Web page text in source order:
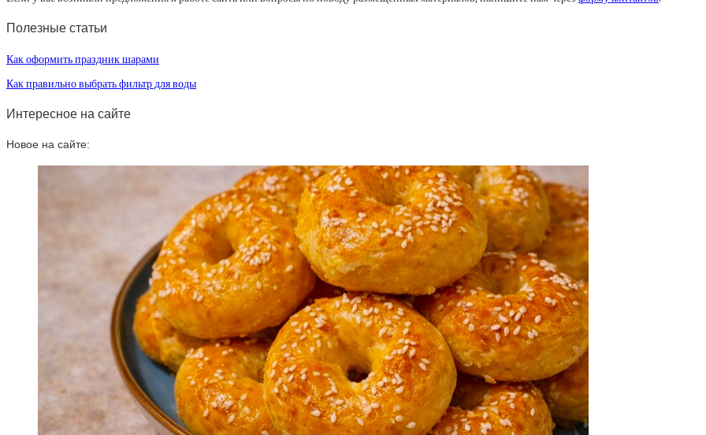
Полезные статьи
Как оформить праздник шарами
Как правильно выбрать фильтр для воды
Интересное на сайте
Новое на сайте: